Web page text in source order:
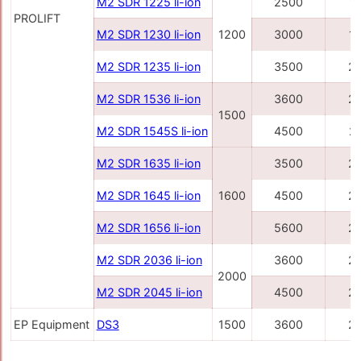
PROLIFT
1200
M2 SDR 1230 li-ion 3000
M2 SDR 1235 li-ion 3500
M2 SDR 1536 li-ion
1500
3600
M2 SDR 1545S li-ion 4500
M2 SDR 1635 li-ion
1600
3500
M2 SDR 1645 li-ion 4500
M2 SDR 1656 li-ion 5600
M2 SDR 2036 li-ion
2000
3600
M2 SDR 2045 li-ion 4500
EP Equipment DS3 1500 3600